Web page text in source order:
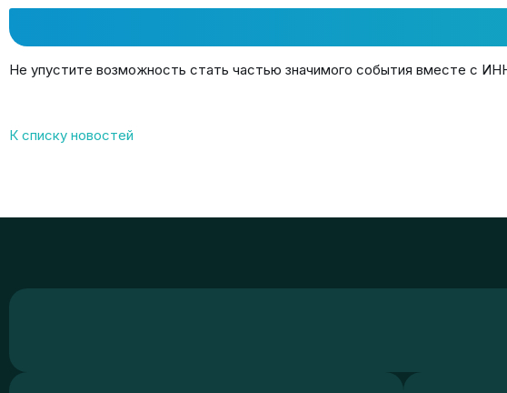
Не упустите возможность стать частью значимого события вместе с
К списку новостей